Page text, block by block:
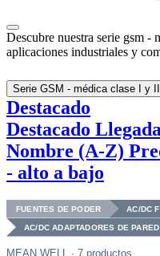
Descubre nuestra serie gsm -
aplicaciones industriales y
Serie GSM - médica clase I y II
Destacado
Destacado
Nombre (A-Z)
- alto a bajo
FUENTES DE PODER AC/DC
AC/DC ADAPTADORES DE PARED
MEAN WELL · 7 productos